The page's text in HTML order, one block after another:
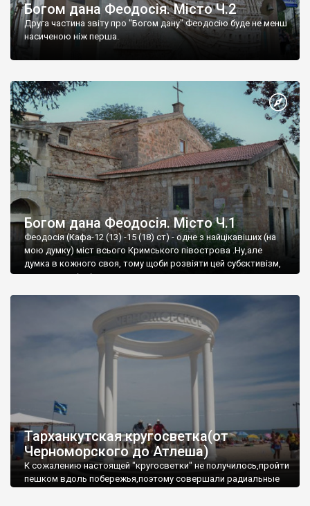
Богом дана Феодосія. Місто Ч.2
Друга частина звіту про "Богом дану" Феодосію буде не менш
насиченою ніж перша.
Богом дана Феодосія. Місто Ч.1
Феодосія (Кафа-12 (13) -15 (18) ст) - одне з найцікавіших (на
мою думку) міст всього Кримського півострова .Ну,але
думка в кожного своя, тому щоби розвіяти цей субєктивізм,
запрошую відвідати це
Тарханкутская кругосветка(от
Черноморского до Атлеша)
К сожалению настоящей "кругосветки" не получилось,пройти
пешком вдоль побережья,поэтому совершали радиальные